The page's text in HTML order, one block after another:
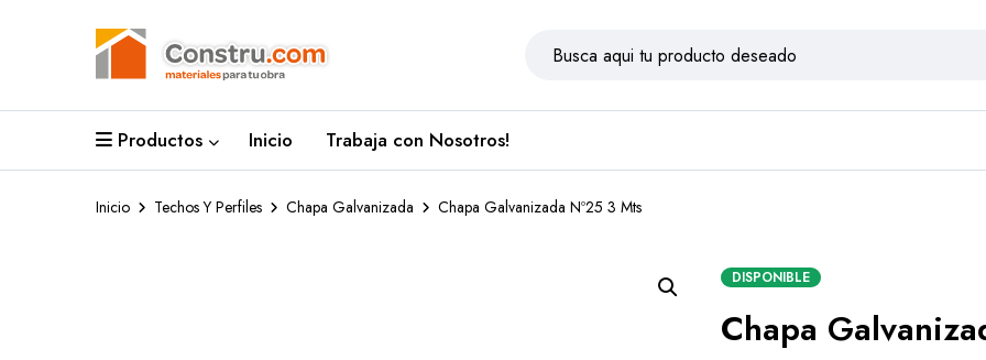
Productos Inicio Trabaja con Nosotros!
Inicio Techos Y Perfiles Chapa Galvanizada Chapa Galvanizada Nº25 3 Mts
DISPONIBLE
Chapa